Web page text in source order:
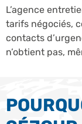
L’agence
tarifs négociés,
contacts
n’obtient pas,